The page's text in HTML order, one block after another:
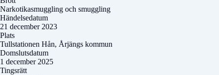
Narkotikasmuggling och smuggling
Händelsedatum
21 december 2023
Plats
Tullstationen Hån, Årjängs kommun
Domslutsdatum
1 december 2025
Tingsrätt